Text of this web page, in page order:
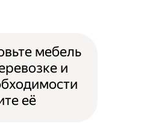
мебель
и
её